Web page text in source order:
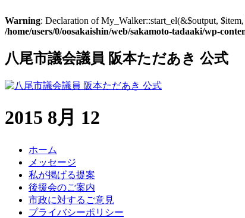
Warning: Declaration of My_Walker::start_el(&$output,
/home/users/0/oosakaishin/web/sakamoto-tadaaki/wp-
八尾市議会議員 阪本ただあき 公式
2015 8月 12
ホーム
メッセージ
私が掲げる提案
後援会のご案内
市政に対するご意見
プライバシーポリシー